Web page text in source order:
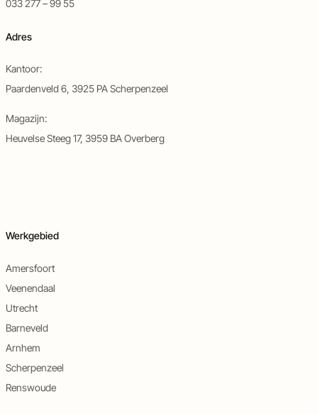
033 277 – 99 55
Adres
Kantoor:
Paardenveld 6, 3925 PA Scherpenzeel
Magazijn:
Heuvelse Steeg 17, 3959 BA Overberg
Werkgebied
Amersfoort
Veenendaal
Utrecht
Barneveld
Arnhem
Scherpenzeel
Renswoude